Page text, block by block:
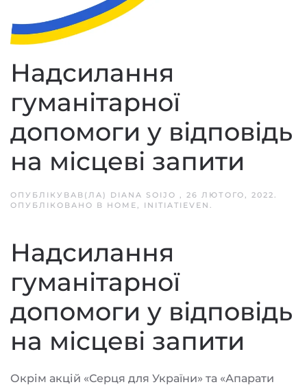
Надсилання
гуманітарної
допомоги у відповідь
на місцеві запити
ОПУБЛІКУВАВ(ЛА) DIANA SOIJO , 26 ЛЮТОГО, 2022.
ОПУБЛІКОВАНО В HOME, INITIATIEVEN .
Надсилання
гуманітарної
допомоги у відповідь
на місцеві запити
Окрім акцій «Серця для України» та «Апарати